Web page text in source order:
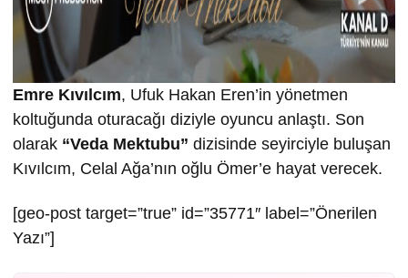
Emre Kıvılcım, Ufuk Hakan Eren’in yönetmen
koltuğunda oturacağı diziyle oyuncu anlaştı. Son
olarak “Veda Mektubu” dizisinde seyirciyle buluşan
Kıvılcım, Celal Ağa’nın oğlu Ömer’e hayat verecek.
[geo-post target=”true” id=”35771″ label=”Önerilen
Yazı”]